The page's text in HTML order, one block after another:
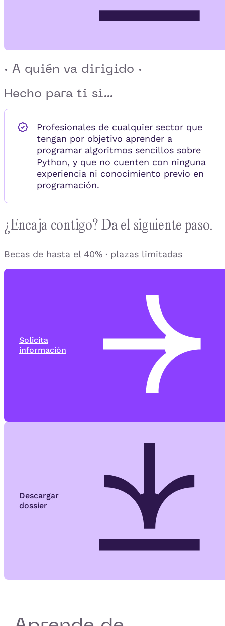
· A quién va dirigido ·
Hecho para ti si...
Profesionales de cualquier sector que
tengan por objetivo aprender a
programar algoritmos sencillos sobre
Python, y que no cuenten con ninguna
experiencia ni conocimiento previo en
programación.
¿Encaja contigo? Da el siguiente paso.
Becas de hasta el 40% · plazas limitadas
Solicita
información
Descargar
dossier